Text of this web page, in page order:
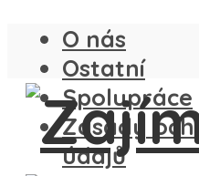
O nás
Ostatní
Spolupráce
Zásady
údajů